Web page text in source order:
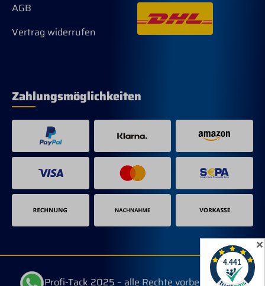
AGB
Vertrag widerrufen
Zahlungsmöglichkeiten
© Profi-Tack 2025 – alle Rechte vorbehalten.
✕